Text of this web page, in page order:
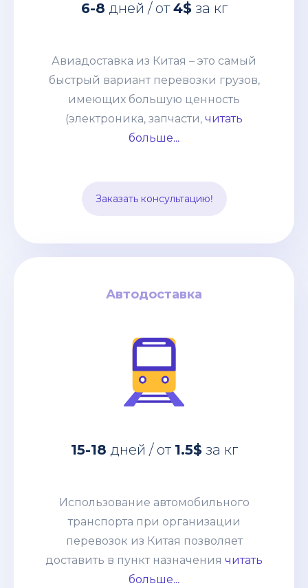
6-8 дней / от 4$за кг
Авиадоставка из Китая – это самый
быстрый вариант перевозки грузов,
имеющих большую ценность
(электроника, запчасти, читать
больше...
Заказать консультацию!
имеющих большую ценность
взвешенным подходом к наполнению
склада и те, кому нужно получить
товары по индивидуальному заказу.
и таможенное оформление.
Автодоставка
15-18 дней / от 1.5$за кг
Использование автомобильного
транспорта при организации
перевозок из Китая позволяет
доставить в пункт назначения читать
больше...
Автодоставка
дней / от
транспорта при организации
сборных грузов, что позволяет